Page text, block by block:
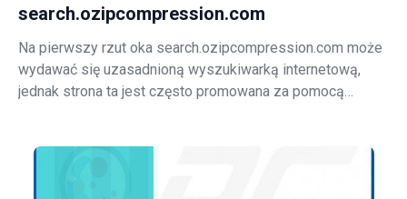
search.ozipcompression.com
Na pierwszy rzut oka search.ozipcompression.com może
wydawać się uzasadnioną wyszukiwarką internetową,
jednak strona ta jest często promowana za pomocą
zmodyfikować ustawienia przeglądarki internetow